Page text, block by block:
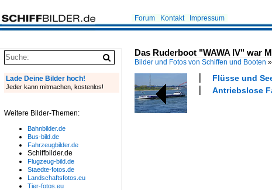
Forum Kontakt Impressum
Das Ruderboot "WAWA IV" war
Bilder und Fotos von Schiffen und Booten »
Flüsse und
Antriebslose
Lade Deine Bilder hoch!
Jeder kann mitmachen, kostenlos!
Weitere Bilder-Themen:
Bahnbilder.de
Bus-bild.de
Fahrzeugbilder.de
Schiffbilder.de
Flugzeug-bild.de
Staedte-fotos.de
Landschaftsfotos.eu
Tier-fotos.eu